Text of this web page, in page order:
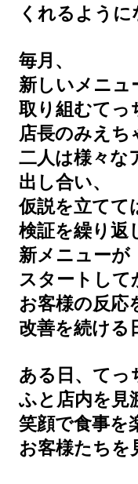
くれるように
毎月、
新しいメニュ
取り組むてっ
店長のみえち
二人は様々な
出し合い、
仮説を立てて
検証を繰り返
新メニューが
スタートして
お客様の反応
改善を続ける
ある日、てっ
ふと店内を見
笑顔で食事を
お客様たちを